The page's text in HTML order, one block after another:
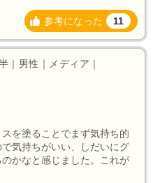
参考になった 11
｜男性｜メディア｜
を塗ることでまず気持ち的
気持ちがいい、しだいにグ
かなと感じました。これが